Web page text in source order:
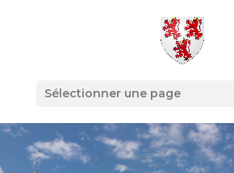
Sélectionner une page